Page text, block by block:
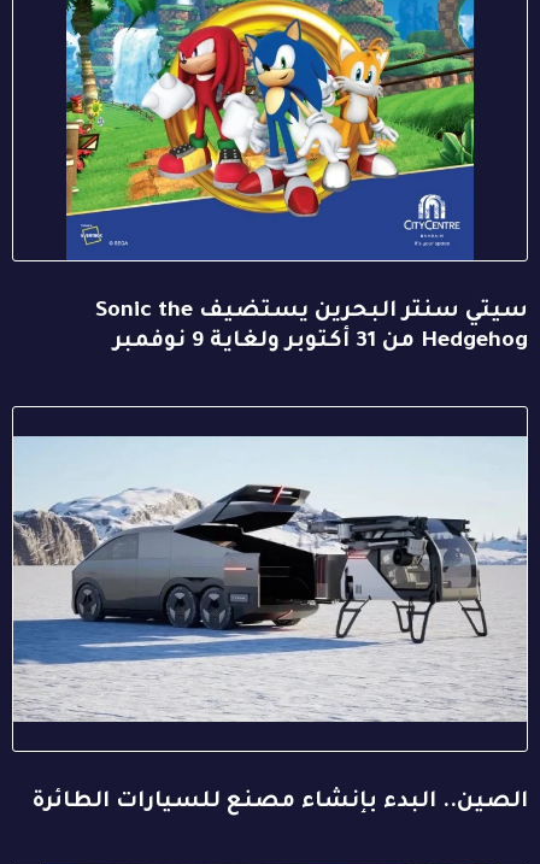
سيتي سنتر البحرين يستضيف Sonic the
Hedgehog من 31 أكتوبر ولغاية 9 نوفمبر
الصين.. البدء بإنشاء مصنع للسيارات الطائرة